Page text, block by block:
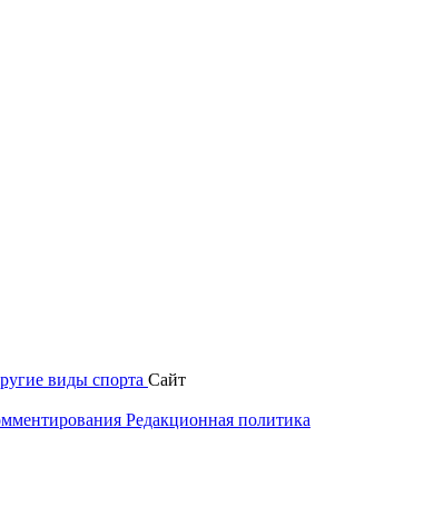
виды спорта Сайт
Редакционная политика